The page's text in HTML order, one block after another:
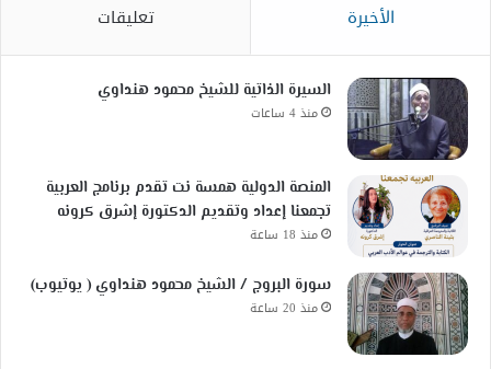
الأخيرة تعليقات
السيرة الذاتية للشيخ محمود هنداوي
منذ 4 ساعات
المنصة الدولية همسة نت تقدم برنامج العربية
تجمعنا إعداد وتقديم الدكتورة إشرق كرونه
منذ 18 ساعة
سورة البروج / الشيخ محمود هنداوي ( يوتيوب)
منذ 20 ساعة